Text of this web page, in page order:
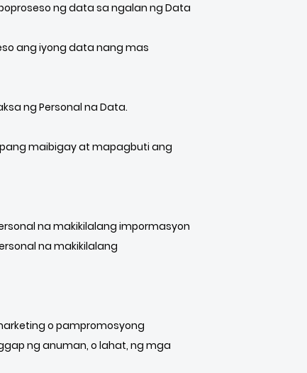
ng data sa ngalan ng Data
ang iyong data nang mas
ng Personal na Data.
maibigay at mapagbuti ang
na makikilalang impormasyon
na makikilalang
o pampromosyong
ng anuman, o lahat, ng mga